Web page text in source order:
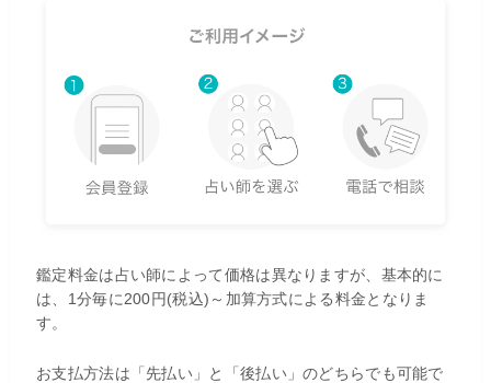
鑑定料金は占い師によって価格は異なりますが、基本的に
は、1分毎に200円(税込)～加算方式による料金となりま
す。
お支払方法は「先払い」と「後払い」のどちらでも可能で